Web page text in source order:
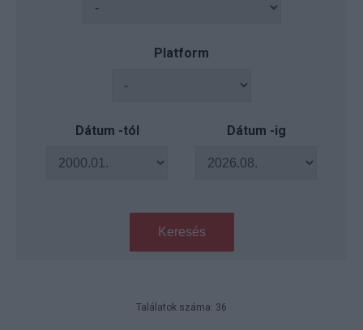
Platform
Dátum -tól Dátum -ig
Keresés
Találatok száma: 36